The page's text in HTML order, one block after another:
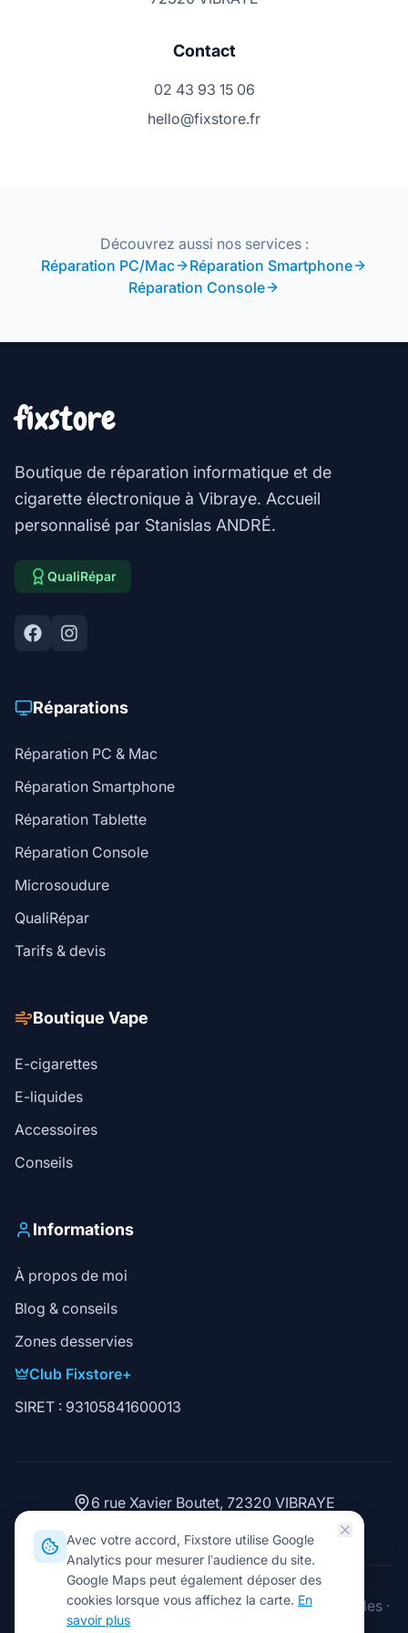
Contact
02 43 93 15 06
hello@fixstore.fr
Découvrez aussi nos services :
Réparation PC/Mac
Réparation Smartphone
Réparation Console
fixstore
Boutique de réparation informatique et de
cigarette électronique à Vibraye. Accueil
personnalisé par Stanislas ANDRÉ.
QualiRépar
Réparations
Réparation PC & Mac
Réparation Smartphone
Réparation Tablette
Réparation Console
Microsoudure
QualiRépar
Tarifs & devis
Boutique Vape
E-cigarettes
E-liquides
Accessoires
Conseils
Informations
À propos de moi
Blog & conseils
Zones desservies
Club Fixstore+
SIRET : 93105841600013
6 rue Xavier Boutet, 72320 VIBRAYE
Fixstore. Tous droits réservés. · Mentions légales ·
Gérer les cookies
Avec votre accord, Fixstore utilise Google
Analytics pour mesurer l’audience du site.
Google Maps peut également déposer des
cookies lorsque vous affichez la carte. En
savoir plus